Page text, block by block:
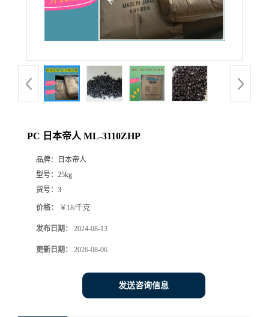
PC 日本帝人 ML-3110ZHP
品牌：
日本帝人
型号： 25kg
货号： 3
价格： ￥18/千克
发布日期： 2024-08-13
更新日期： 2026-08-06
发送咨询信息